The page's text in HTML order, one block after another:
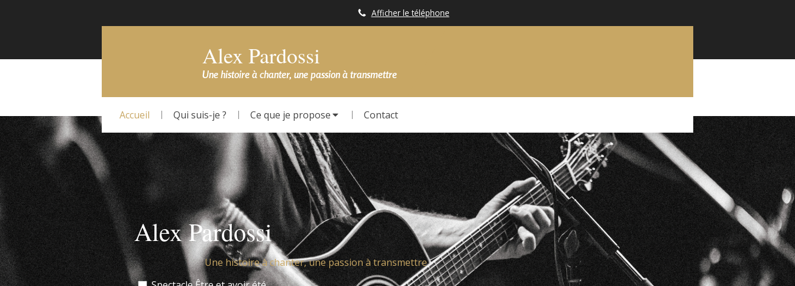
Afficher le téléphone
Alex Pardossi
Une histoire à chanter, une passion à transmettre
Accueil Qui suis-je ? Ce que je propose Contact
Alex Pardossi
Une histoire à chanter, une passion à transmettre